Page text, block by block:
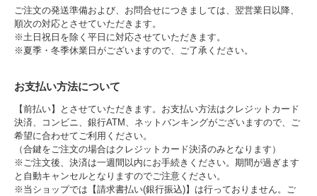
ご注文の発送準備および、お問合せにつきましては、翌営業日以降、
順次の対応とさせていただきます。
※土日祝日を除く平日に対応させていただきます。
※夏季・冬季休業日がございますので、ご了承ください。
お支払い方法について
【前払い】とさせていただきます。お支払い方法はクレジットカード
決済、コンビニ、銀行ATM、ネットバンキングがございますので、ご
希望に合わせてご利用ください。
（合鍵をご注文の場合はクレジットカード決済のみとなります）
※ご注文後、決済は一週間以内にお手続きください。期間が過ぎます
と自動キャンセルとなりますのでご注意ください。
※当ショップでは【請求書払い(銀行振込)】は行っておりません。ご